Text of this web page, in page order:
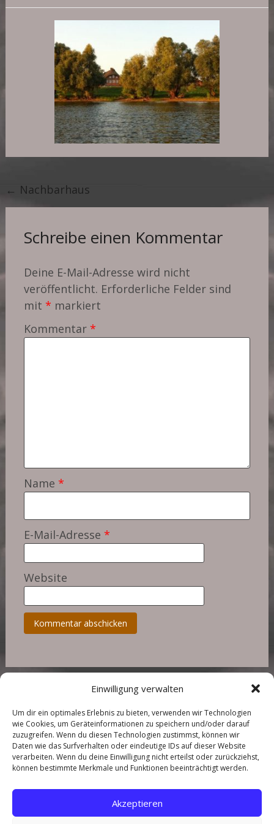
Einwilligung verwalten
Um dir ein optimales Erlebnis zu bieten, verwenden wir Technologien
wie Cookies, um Geräteinformationen zu speichern und/oder darauf
zuzugreifen. Wenn du diesen Technologien zustimmst, können wir
Daten wie das Surfverhalten oder eindeutige IDs auf dieser Website
verarbeiten. Wenn du deine Einwilligung nicht erteilst oder zurückziehst,
können bestimmte Merkmale und Funktionen beeinträchtigt werden.
Akzeptieren
Post
navigation
← Nachbarhaus
Schreibe einen Kommentar
Deine E-Mail-Adresse wird nicht
veröffentlicht. Erforderliche Felder sind
mit * markiert
Kommentar *
Name *
E-Mail-Adresse *
Website
Über mich
Copyright © 2026Landhaus in der Wische . All rights reserved.